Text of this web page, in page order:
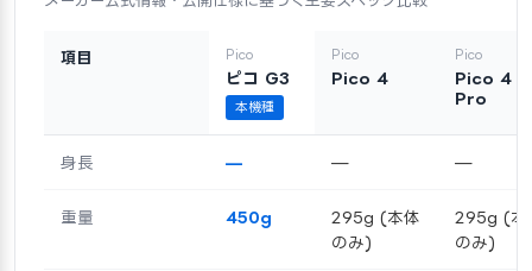
項目 Pico
ピコ G3
本機種
Pico
Pico 4
Pico
Pico 4
Pro
身長 — — —
重量 450g
295g (本体
のみ)
295g (本
のみ)